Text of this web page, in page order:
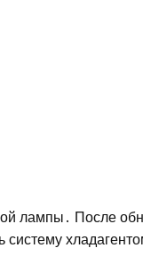
лампы․ После